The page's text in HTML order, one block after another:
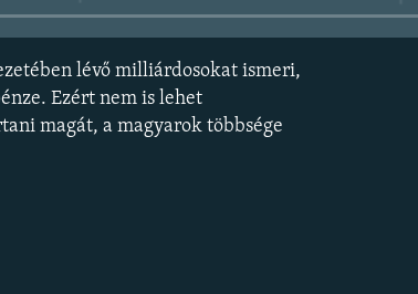
lévő milliárdosokat ismeri,
Ezért nem is lehet
magát, a magyarok többsége